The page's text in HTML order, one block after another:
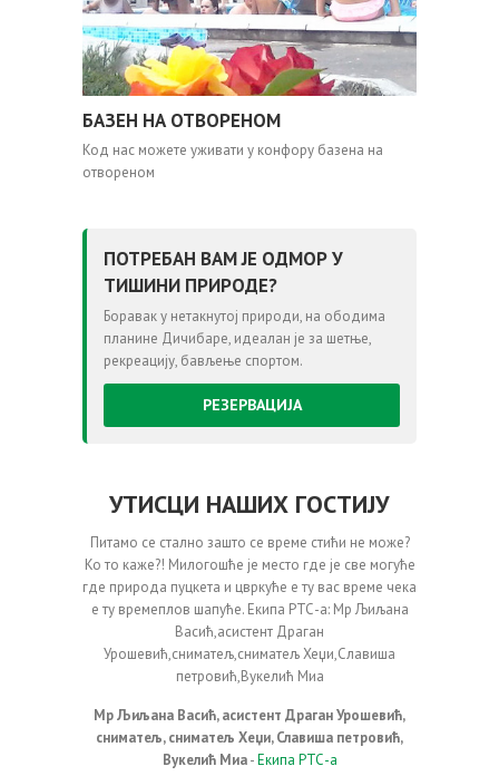
БАЗЕН НА ОТВОРЕНОМ
Код нас можете уживати у конфору базена на
отвореном
ПОТРЕБАН ВАМ ЈЕ ОДМОР У
ТИШИНИ ПРИРОДЕ?
Боравак у нетакнутој природи, на ободима
планине Дичибаре, идеалан је за шетње,
рекреацију, бављење спортом.
РЕЗЕРВАЦИЈА
УТИСЦИ НАШИХ ГОСТИЈУ
Питамо се стално зашто се време стићи не може?
Ко то каже?! Милогошће је место где је све могуће
где природа пуцкета и цвркуће е ту вас време чека
е ту времеплов шапуће. Екипа РТС-а: Мр Љиљана
Васић,асистент Драган
Урошевић,сниматељ,сниматељ Хеџи,Славиша
петровић,Вукелић Миа
Мр Љиљана Васић, асистент Драган Урошевић,
сниматељ, сниматељ Хеџи, Славиша петровић,
Вукелић Миа-Екипа РТС-а